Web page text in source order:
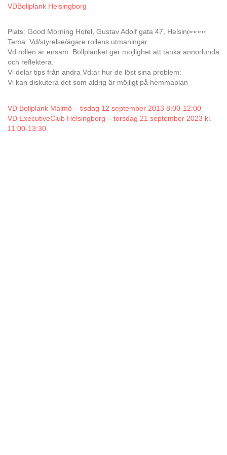
VDBollplank Helsingborg
Plats: Good Morning Hotel, Gustav Adolf gata 47, Helsingborg
Tema: Vd/styrelse/ägare rollens utmaningar
Vd rollen är ensam. Bollplanket ger möjlighet att tänka annorlunda
och reflektera.
Vi delar tips från andra Vd:ar hur de löst sina problem:
Vi kan diskutera det som aldrig är möjligt på hemmaplan
VD Bollplank Malmö – tisdag 12 september 2013 8:00-12:00
VD ExecutiveClub Helsingborg – torsdag 21 september 2023 kl.
11:00-13:30